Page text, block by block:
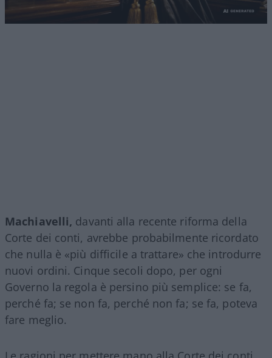
Machiavelli, davanti alla recente riforma della
Corte dei conti, avrebbe probabilmente ricordato
che nulla è «più difficile a trattare» che introdurre
nuovi ordini. Cinque secoli dopo, per ogni
Governo la regola è persino più semplice: se fa,
perché fa; se non fa, perché non fa; se fa, poteva
fare meglio.